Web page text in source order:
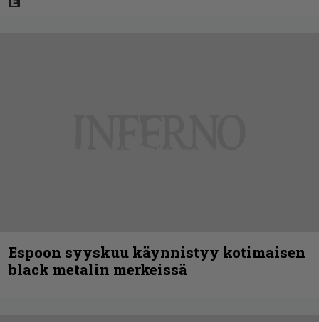
Espoon syyskuu käynnistyy kotimaisen
black metalin merkeissä